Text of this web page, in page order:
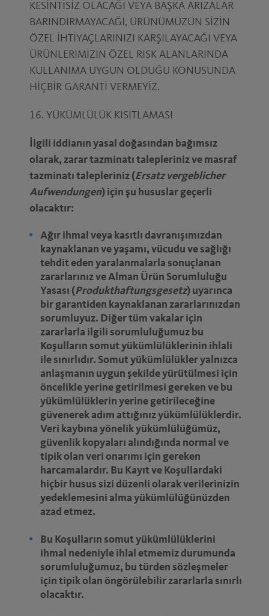
KESİNTİSİZ OLACAĞI VEYA BAŞKA ARIZALAR
BARINDIRMAYACAĞI, ÜRÜNÜMÜZÜN SİZİN
ÖZEL İHTİYAÇLARINIZI KARŞILAYACAĞI VEYA
ÜRÜNLERİMİZİN ÖZEL RİSK ALANLARINDA
KULLANIMA UYGUN OLDUĞU KONUSUNDA
HİÇBİR GARANTİ VERMEYİZ.
16. YÜKÜMLÜLÜK KISITLAMASI
İlgili iddianın yasal doğasından bağımsız
olarak, zarar tazminatı talepleriniz ve masraf
tazminatı talepleriniz (Ersatz vergeblicher
Aufwendungen) için şu hususlar geçerli
olacaktır:
Ağır ihmal veya kasıtlı davranışımızdan
kaynaklanan ve yaşamı, vücudu ve sağlığı
tehdit eden yaralanmalarla sonuçlanan
zararlarınız ve Alman Ürün Sorumluluğu
Yasası (Produkthaftungsgesetz) uyarınca
bir garantiden kaynaklanan zararlarınızdan
sorumluyuz. Diğer tüm vakalar için
zararlarla ilgili sorumluluğumuz bu
Koşulların somut yükümlülüklerinin ihlali
ile sınırlıdır. Somut yükümlülükler yalnızca
anlaşmanın uygun şekilde yürütülmesi için
öncelikle yerine getirilmesi gereken ve bu
yükümlülüklerin yerine getirileceğine
güvenerek adım attığınız yükümlülüklerdir.
Veri kaybına yönelik yükümlülüğümüz,
güvenlik kopyaları alındığında normal ve
tipik olan veri onarımı için gereken
harcamalardır. Bu Kayıt ve Koşullardaki
hiçbir husus sizi düzenli olarak verilerinizin
yedeklemesini alma yükümlülüğünüzden
azad etmez.
Bu Koşulların somut yükümlülüklerini
ihmal nedeniyle ihlal etmemiz durumunda
sorumluluğumuz, bu türden sözleşmeler
için tipik olan öngörülebilir zararlarla sınırlı
olacaktır.